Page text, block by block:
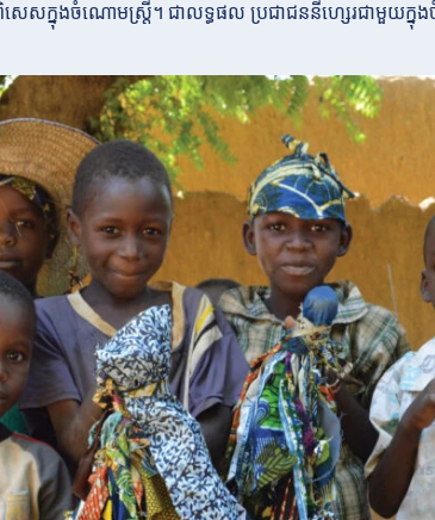
ពិសេសក្នុងចំណោមស្ត្រី។ ជាលទ្ធផល ប្រជាជននីហ្សេរជាមួ